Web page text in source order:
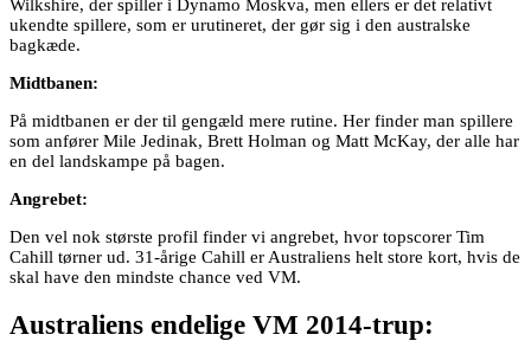
Wilkshire, der spiller i Dynamo Moskva, men ellers er det relativt
ukendte spillere, som er urutineret, der gør sig i den australske
bagkæde.
Midtbanen:
På midtbanen er der til gengæld mere rutine. Her finder man spillere
som anfører Mile Jedinak, Brett Holman og Matt McKay, der alle har
en del landskampe på bagen.
Angrebet:
Den vel nok største profil finder vi angrebet, hvor topscorer Tim
Cahill tørner ud. 31-årige Cahill er Australiens helt store kort, hvis de
skal have den mindste chance ved VM.
Australiens endelige VM 2014-trup: